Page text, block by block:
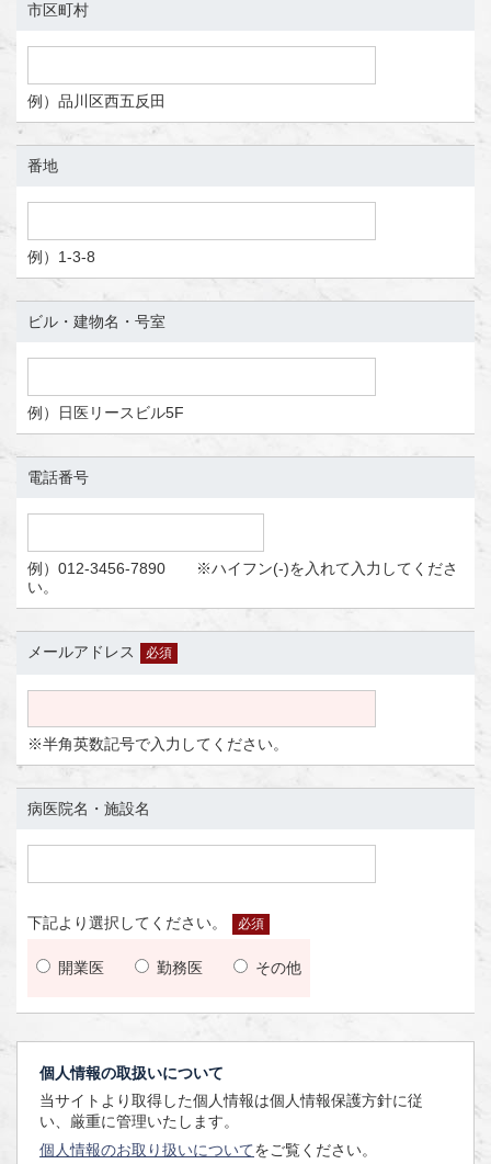
市区町村
例）品川区西五反田
番地
例）1-3-8
ビル・建物名・号室
例）日医リースビル5F
電話番号
例）012-3456-7890 ※ハイフン(-)を入れて入力してくださ
い。
メールアドレス 必須
※半角英数記号で入力してください。
病医院名・施設名
下記より選択してください。 必須
開業医 勤務医 その他
個人情報の取扱いについて
当サイトより取得した個人情報は個人情報保護方針に従
い、厳重に管理いたします。
個人情報のお取り扱いについてをご覧ください。